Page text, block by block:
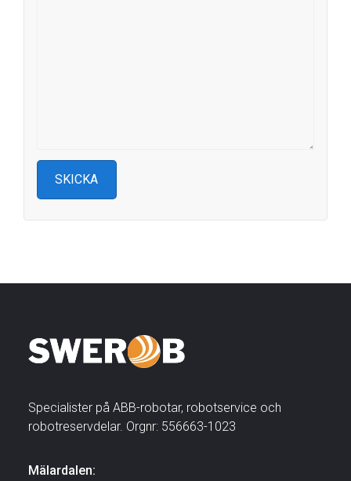
Specialister på ABB-robotar, robotservice och
robotreservdelar. Orgnr: 556663-1023
Mälardalen: